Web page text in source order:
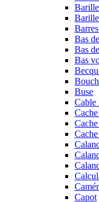
Bas
Bas
Bas
Buse
Cable
Capot